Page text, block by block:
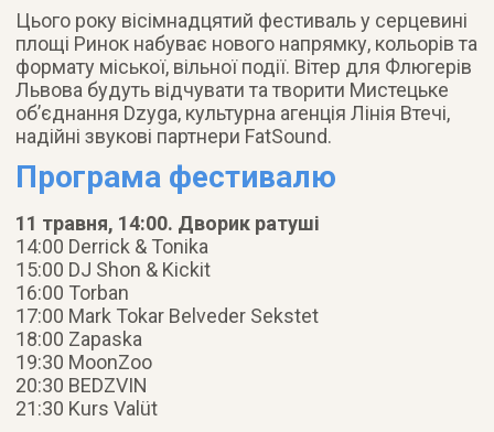
Цього року вісімнадцятий фестиваль у серцевині
площі Ринок набуває нового напрямку, кольорів та
формату міської, вільної події. Вітер для Флюгерів
Львова будуть відчувати та творити Мистецьке
об’єднання Dzyga, культурна агенція Лінія Втечі,
надійні звукові партнери FatSound.
Програма фестивалю
11 травня, 14:00. Дворик ратуші
14:00 Derrick & Tonika
15:00 DJ Shon & Kickit
16:00 Torban
17:00 Mark Tokar Belveder Sekstet
18:00 Zapaska
19:30 MoonZoo
20:30 BEDZVIN
21:30 Kurs Valüt